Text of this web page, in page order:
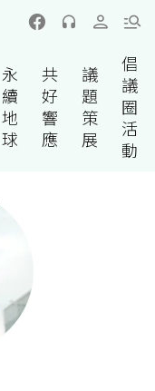
永
續
地
球
共
好
響
應
議
題
策
展
倡
議
圈
活
動